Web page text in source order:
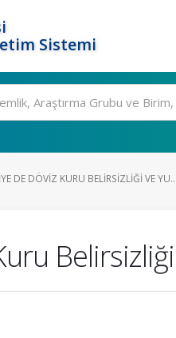
Sistemi
DE DÖVIZ KURU BELIRSIZLIĞI VE YU...